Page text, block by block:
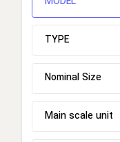
TYPE
Nominal Size
Main scale unit